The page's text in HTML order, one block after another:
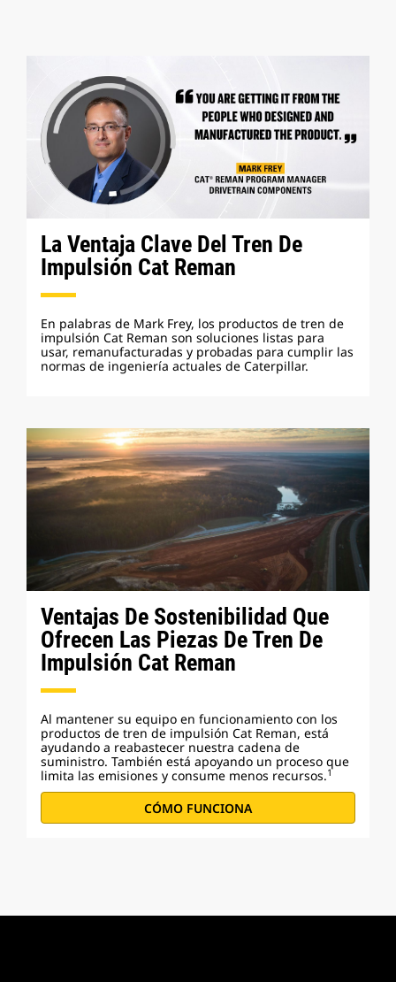
La Ventaja Clave Del Tren De
Impulsión Cat Reman
En palabras de Mark Frey, los productos de tren de
impulsión Cat Reman son soluciones listas para
usar, remanufacturadas y probadas para cumplir las
normas de ingeniería actuales de Caterpillar.
Ventajas De Sostenibilidad Que
Ofrecen Las Piezas De Tren De
Impulsión Cat Reman
Al mantener su equipo en funcionamiento con los
productos de tren de impulsión Cat Reman, está
ayudando a reabastecer nuestra cadena de
suministro. También está apoyando un proceso que
limita las emisiones y consume menos recursos.1
CÓMO FUNCIONA